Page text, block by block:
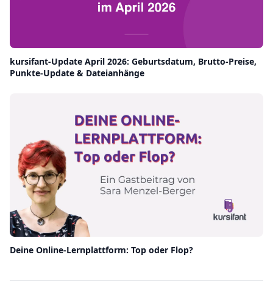
kursifant-Update April 2026: Geburtsdatum, Brutto-Preise,
Punkte-Update & Dateianhänge
Deine Online-Lernplattform: Top oder Flop?